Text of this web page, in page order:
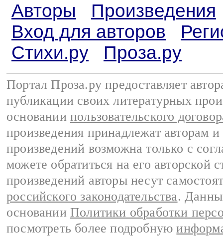
Авторы
Произведения
Вход для авторов
Стихи.ру
Проза.ру
Портал Проза.ру предоставляет
публикации своих литературных
основании пользовательского
произведения принадлежат авторам
произведений возможна только с
можете обратиться на его авторской
произведений авторы несут
российского законодательства.
основании Политики обработки
посмотреть более подробную